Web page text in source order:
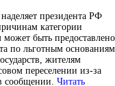
президента РФ
категории
быть предоставлено
по льготным основаниям
жителям
переселении из-за
сообщении. Читать